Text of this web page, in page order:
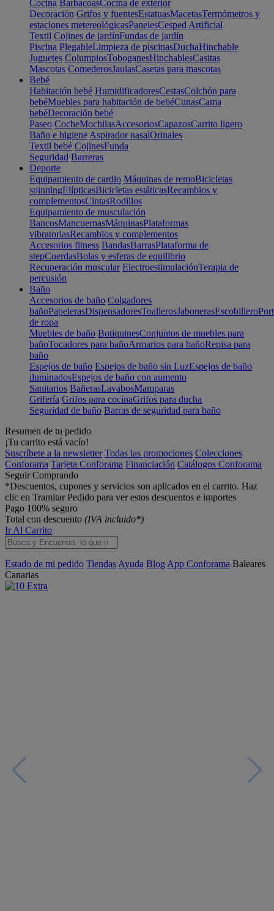
Cocina BarbacoasCocina de exterior
Decoración Grifos y fuentesEstatuasMacetasTermómetros y
estaciones metereológicasPanelesCesped Artificial
Textil Cojines de jardínFundas de jardín
Piscina PlegableLimpieza de piscinasDuchaHinchable
Juguetes ColumpiosToboganesHinchablesCasitas
Mascotas ComederosJaulasCasetas para mascotas
Bebé
Habitación bebé HumidificadoresCestasColchón para
bebéMuebles para habitación de bebéCunasCama
bebéDecoración bebé
Paseo CocheMochilasAccesoriosCapazosCarrito ligero
Baño e higiene Aspirador nasalOrinales
Textil bebé CojinesFunda
Seguridad Barreras
Deporte
Equipamiento de cardio Máquinas de remoBicicletas
spinningElípticasBicicletas estáticasRecambios y
complementosCintasRodillos
Equipamiento de musculación
BancosMancuernasMáquinasPlataformas
vibratoriasRecambios y complementos
Accesorios fitness BandasBarrasPlataforma de
stepCuerdasBolas y esferas de equilibrio
Recuperación muscular ElectroestimulaciónTerapia de
percusión
Baño
Accesorios de baño Colgadores
bañoPapelerasDispensadoresToallerosJabonerasEscobillero
de ropa
Muebles de baño BotiquinesConjuntos de muebles para
bañoTocadores para bañoArmarios para bañoRepisa para
baño
Espejos de baño Espejos de baño sin LuzEspejos de baño
iluminadosEspejos de baño con aumento
Sanitarios BañerasLavabosMamparas
Grifería Grifos para cocinaGrifos para ducha
Seguridad de baño Barras de seguridad para baño
Resumen de tu pedido
¡Tu carrito está vacío!
Suscríbete a la newsletter Todas las promociones Colecciones
Conforama Tarjeta Conforama Financiación Catálogos Conforama
Seguir Comprando
*Descuentos, cupones y servicios son aplicados en el carrito. Haz
clic en Tramitar Pedido para ver estos descuentos e importes
Pago 100% seguro
Total con descuento (IVA incluido*)
Ir Al Carrito
Estado de mi pedido Tiendas Ayuda Blog App Conforama Baleares
Canarias